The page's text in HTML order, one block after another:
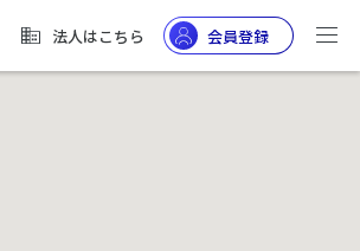
法人はこちら 会員登録